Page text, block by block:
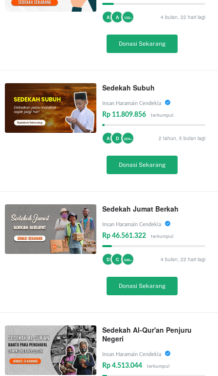
A A 120+ 4 bulan, 22 hari lagi
Donasi Sekarang
Sedekah Subuh
Insan Haramain Cendekia
Rp 11.809.856 terkumpul
A D 254+ 2 tahun, 5 bulan lagi
Donasi Sekarang
Sedekah Jumat Berkah
Insan Haramain Cendekia
Rp 46.561.322 terkumpul
D C 546+ 4 bulan, 22 hari lagi
Donasi Sekarang
Sedekah Al-Qur'an Penjuru
Negeri
Insan Haramain Cendekia
Rp 4.513.044 terkumpul